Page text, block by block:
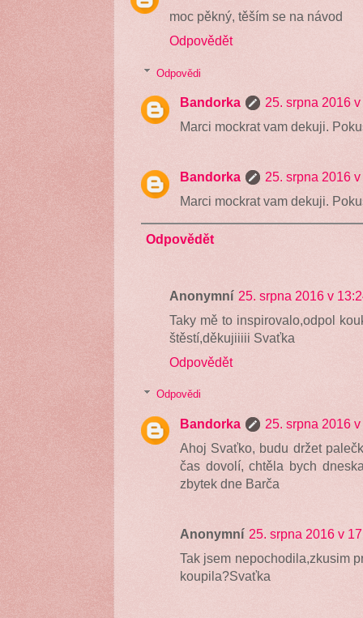
moc pěkný, těším se na návod
Odpovědět
Odpovědi
Bandorka
25. srpna 2016
Marci mockrat vam dekuji.
Bandorka
25. srpna 2016
Marci mockrat vam dekuji.
Odpovědět
Anonymní 25. srpna 2016 v
Taky mě to inspirovalo,odpol
štěstí,děkujiiiii Svaťka
Odpovědět
Odpovědi
Bandorka
25. srpna 2016
Ahoj Svaťko, budu držet
čas dovolí, chtěla bych
zbytek dne Barča
Anonymní 25. srpna 2016 v
Tak jsem nepochodila,zkusim
koupila?Svaťka